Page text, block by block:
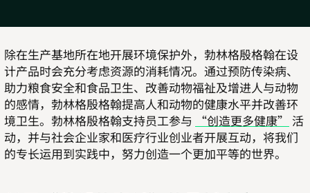
除在生产基地所在地开展环境保护外，勃林格殷格翰在设
计产品时会充分考虑资源的消耗情况。通过预防传染病、
助力粮食安全和食品卫生、改善动物福祉及增进人与动物
的感情，勃林格殷格翰提高人和动物的健康水平并改善环
境卫生。勃林格殷格翰支持员工参与
“创造更多健康” 活
动，并与社会企业家和医疗行业创业者开展互动，将我们
的专长运用到实践中，努力创造一个更加平等的世界。